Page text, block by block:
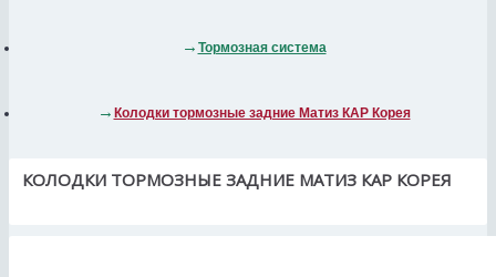
Тормозная система
Колодки тормозные задние Матиз КАР Корея
КОЛОДКИ ТОРМОЗНЫЕ ЗАДНИЕ МАТИЗ КАР КОРЕЯ